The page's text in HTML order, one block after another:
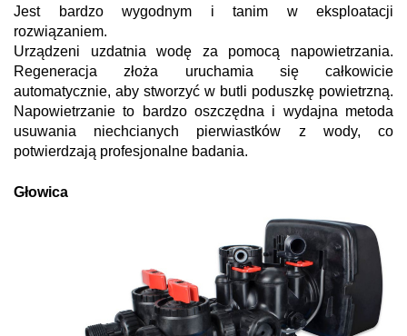
Jest bardzo wygodnym i tanim w eksploatacji
rozwiązaniem.
Urządzeni uzdatnia wodę za pomocą napowietrzania.
Regeneracja złoża uruchamia się całkowicie
automatycznie, aby stworzyć w butli poduszkę powietrzną.
Napowietrzanie to bardzo oszczędna i wydajna metoda
usuwania niechcianych pierwiastków z wody, co
potwierdzają profesjonalne badania.
Głowica